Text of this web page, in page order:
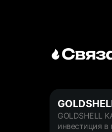
GOLDSHELL
инвестиция